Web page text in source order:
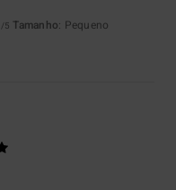
/5 Tamanho: Pequeno